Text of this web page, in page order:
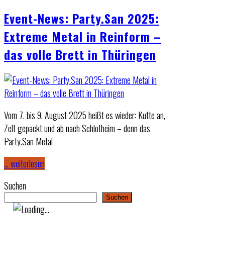
Event-News: Party.San 2025:
Extreme Metal in Reinform –
das volle Brett in Thüringen
Vom 7. bis 9. August 2025 heißt es wieder: Kutte an,
Zelt gepackt und ab nach Schlotheim – denn das
Party.San Metal
… weiterlesen
Suchen
Suchen